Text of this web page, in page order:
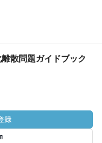
散問題ガイドブック